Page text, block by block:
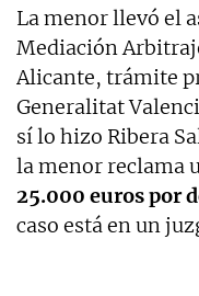
La menor llevó el
Mediación
Alicante, trámite
Generalitat
sí lo hizo Ribera
la menor reclama
25.000 eurospor
caso está en un